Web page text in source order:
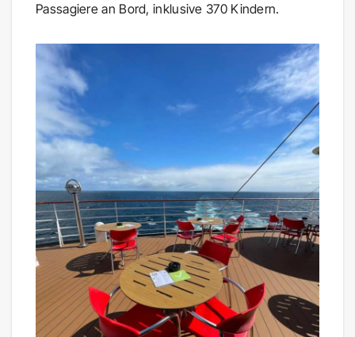
Passagiere an Bord, inklusive 370 Kindern.